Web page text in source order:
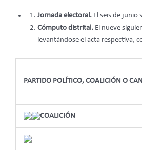
Jornada electoral. El seis de junio
Cómputo distrital. El nueve
levantándose el acta respectiva,
PARTIDO POLÍTICO, COALICIÓN O
COALICIÓN